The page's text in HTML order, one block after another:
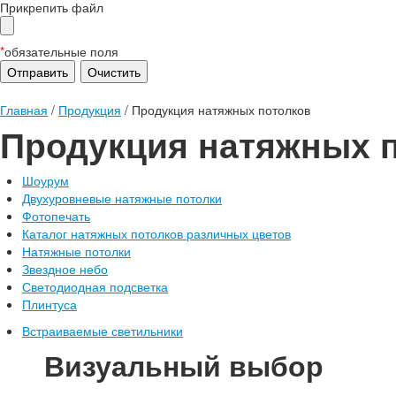
Прикрепить файл
*обязательные поля
Главная / Продукция / Продукция натяжных потолков
Продукция натяжных
Шоурум
Двухуровневые натяжные потолки
Фотопечать
Каталог натяжных потолков различных цветов
Натяжные потолки
Звездное небо
Светодиодная подсветка
Плинтуса
Встраиваемые светильники
Визуальный выбор